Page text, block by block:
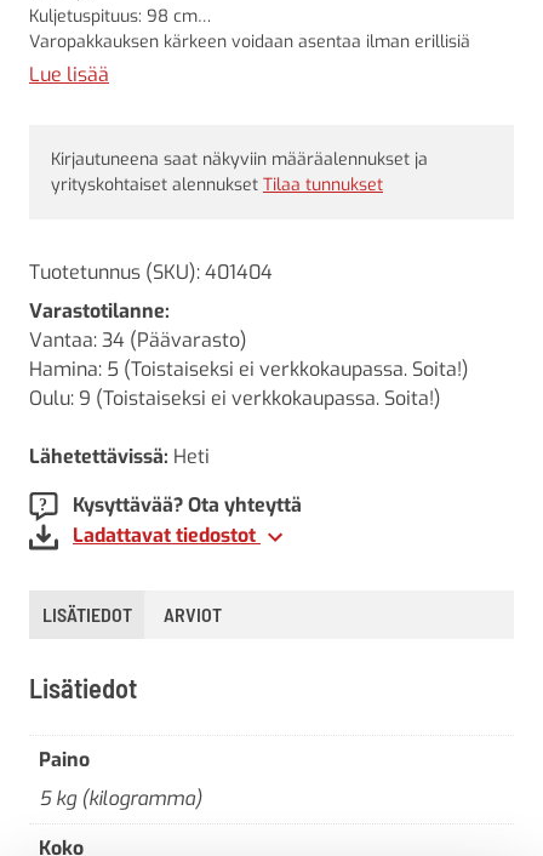
Kuljetuspituus: 98 cm
Varopakkauksen kärkeen voidaan asentaa ilman erillisiä
kiinnikkeitä Nissenin työmaavilkku (Yleisin malli: Nissen Nitra
varopakkauksen kärkeen
Lue lisää
Kirjautuneena saat näkyviin määräalennukset ja
yrityskohtaiset alennukset Tilaa tunnukset
Tuotetunnus (SKU):401404
Varastotilanne:
Vantaa: 34 (Päävarasto)
Hamina: 5 (Toistaiseksi ei verkkokaupassa. Soita!)
Oulu: 9 (Toistaiseksi ei verkkokaupassa. Soita!)
Lähetettävissä: Heti
Kysyttävää? Ota yhteyttä
Ladattavat tiedostot
LISÄTIEDOT ARVIOT
Lisätiedot
Paino
5 kg (kilogramma)
Koko